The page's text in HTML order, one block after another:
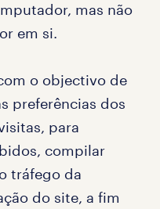
mas não
em si.
o objectivo de
preferências dos
para
compilar
tráfego da
do site, a fim